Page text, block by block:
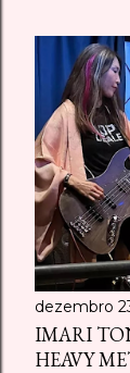
dezembro
IMARI
HEAVY